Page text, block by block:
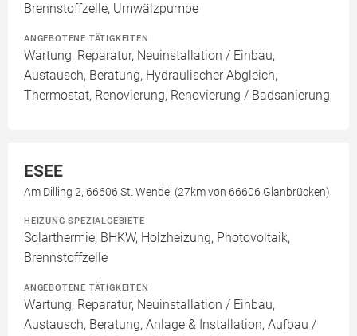
Brennstoffzelle, Umwälzpumpe
ANGEBOTENE TÄTIGKEITEN
Wartung, Reparatur, Neuinstallation / Einbau,
Austausch, Beratung, Hydraulischer Abgleich,
Thermostat, Renovierung, Renovierung / Badsanierung
ESEE
Am Dilling 2, 66606 St. Wendel (27km von 66606 Glanbrücken)
HEIZUNG SPEZIALGEBIETE
Solarthermie, BHKW, Holzheizung, Photovoltaik,
Brennstoffzelle
ANGEBOTENE TÄTIGKEITEN
Wartung, Reparatur, Neuinstallation / Einbau,
Austausch, Beratung, Anlage & Installation, Aufbau /